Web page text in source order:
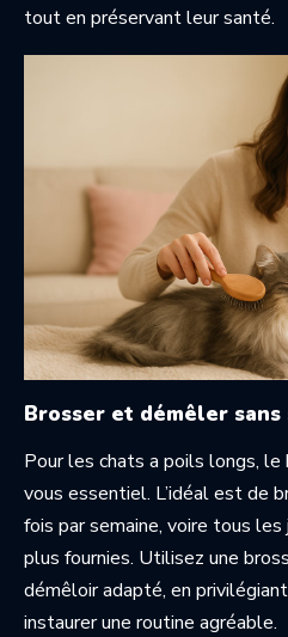
tout en préservant leur santé.
Brosser et démêler sans
Pour les chats a poils longs,
vous essentiel. L’idéal est de
fois par semaine, voire tous
plus fournies. Utilisez une
démêloir adapté, en
instaurer une routine agréable.